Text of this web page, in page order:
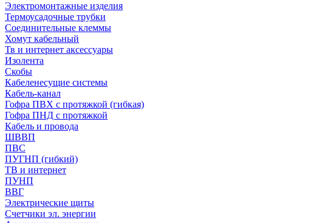
Электромонтажные изделия
Термоусадочные трубки
Соединительные клеммы
Хомут кабельный
Тв и интернет аксессуары
Изолента
Скобы
Кабеленесущие системы
Кабель-канал
Гофра ПВХ с протяжкой (гибкая)
Гофра ПНД с протяжкой
Кабель и провода
ШВВП
ПВС
ПУГНП (гибкий)
ТВ и интернет
ПУНП
ВВГ
Электрические щиты
Счетчики эл. энергии